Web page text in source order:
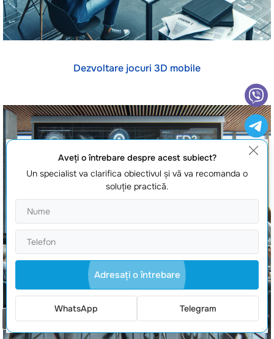
Dezvoltare jocuri 3D mobile
Aveţi o întrebare despre acest subiect?
Un specialist va clarifica obiectivul şi vă va recomanda o
soluţie practică.
Adresaţi o întrebare
WhatsApp Telegram
Comanda un apel